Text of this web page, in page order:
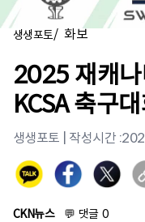
생생포토/ 화보
2025 재캐
KCSA 축구
생생포토 | 작성시간 :
CKN뉴스 💬 댓글 0